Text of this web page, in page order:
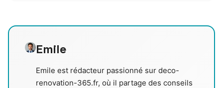
Emile
Emile est rédacteur passionné sur deco-
renovation-365.fr, où il partage des conseils